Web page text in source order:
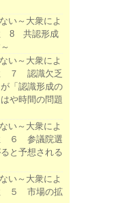
い～大衆によ
8 共認形成
い～大衆によ
７ 認識欠乏
「認識形成の
や時間の問題
い～大衆によ
６ 参議院選
と予想される
い～大衆によ
５ 市場の拡